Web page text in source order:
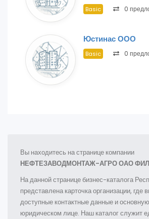
Basic 0
Юстинас ООО
Basic 0
Вы находитесь на странице компании
НЕФТЕЗАВОДМОНТАЖ-АГРО ОАО
На данной странице бизнес-каталога
представлена карточка организации, где
доступные контактные данные и
юридическом лице. Наш каталог служит